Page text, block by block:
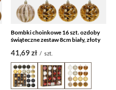
Bombki choinkowe 16 szt. ozdoby
świąteczne zestaw 8cm biały, złoty
41,69 zł / szt.